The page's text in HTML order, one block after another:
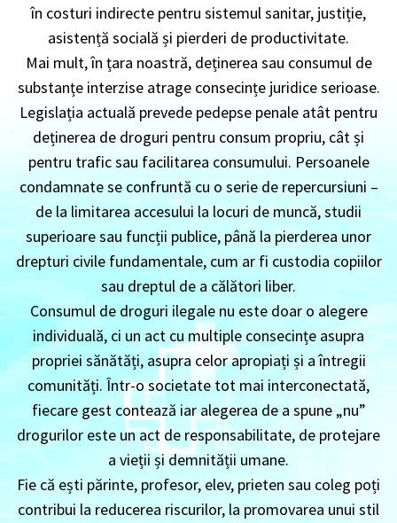
în costuri indirecte pentru sistemul sanitar, justiție,
asistență socială și pierderi de productivitate.
Mai mult, în țara noastră, deținerea sau consumul de
substanțe interzise atrage consecințe juridice serioase.
Legislația actuală prevede pedepse penale atât pentru
deținerea de droguri pentru consum propriu, cât și
pentru trafic sau facilitarea consumului. Persoanele
condamnate se confruntă cu o serie de repercursiuni –
de la limitarea accesului la locuri de muncă, studii
superioare sau funcții publice, până la pierderea unor
drepturi civile fundamentale, cum ar fi custodia copiilor
sau dreptul de a călători liber.
Consumul de droguri ilegale nu este doar o alegere
individuală, ci un act cu multiple consecințe asupra
propriei sănătăți, asupra celor apropiați și a întregii
comunități. Într-o societate tot mai interconectată,
fiecare gest contează iar alegerea de a spune „nu”
drogurilor este un act de responsabilitate, de protejare
a vieții și demnității umane.
Fie că ești părinte, profesor, elev, prieten sau coleg poți
contribui la reducerea riscurilor, la promovarea unui stil